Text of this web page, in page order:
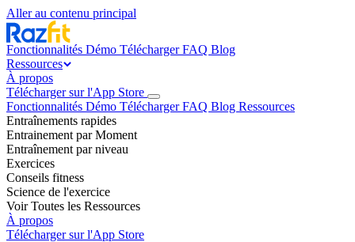
Aller au contenu principal
Fonctionnalités Démo TéléchargerFAQ Blog
Ressources
À propos
Télécharger sur l'App Store
Fonctionnalités Démo TéléchargerFAQ Blog Ressources
Entraînements rapides
Entrainement par Moment
Entraînement par niveau
Exercices
Conseils fitness
Science de l'exercice
Voir Toutes les Ressources
À propos
Télécharger sur l'App Store